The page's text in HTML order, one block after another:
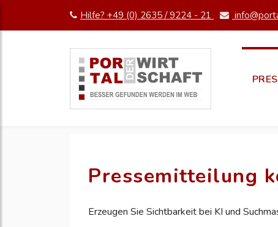
Hilfe? +49 (0) 2635 / 9224 - 21
Pressemitteilung
Erzeugen Sie Sichtbarkeit bei KI und